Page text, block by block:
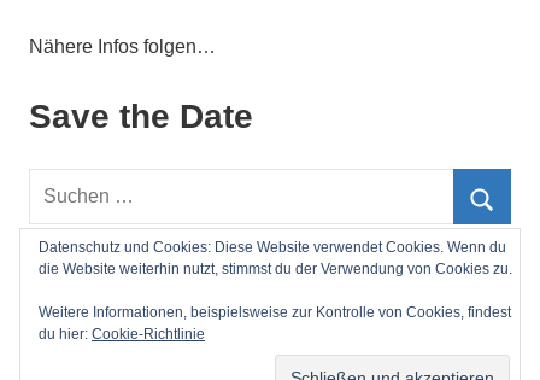
Nähere Infos folgen…
Save the Date
Suchen
Impressum
Datenschutz und Cookies: Diese Website verwendet Cookies. Wenn du
die Website weiterhin nutzt, stimmst du der Verwendung von Cookies zu.
Weitere Informationen, beispielsweise zur Kontrolle von Cookies, findest
du hier: Cookie-Richtlinie